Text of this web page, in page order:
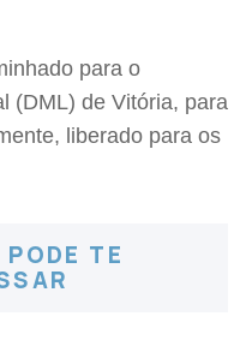
para o
(DML) de Vitória, para
liberado para os
TE